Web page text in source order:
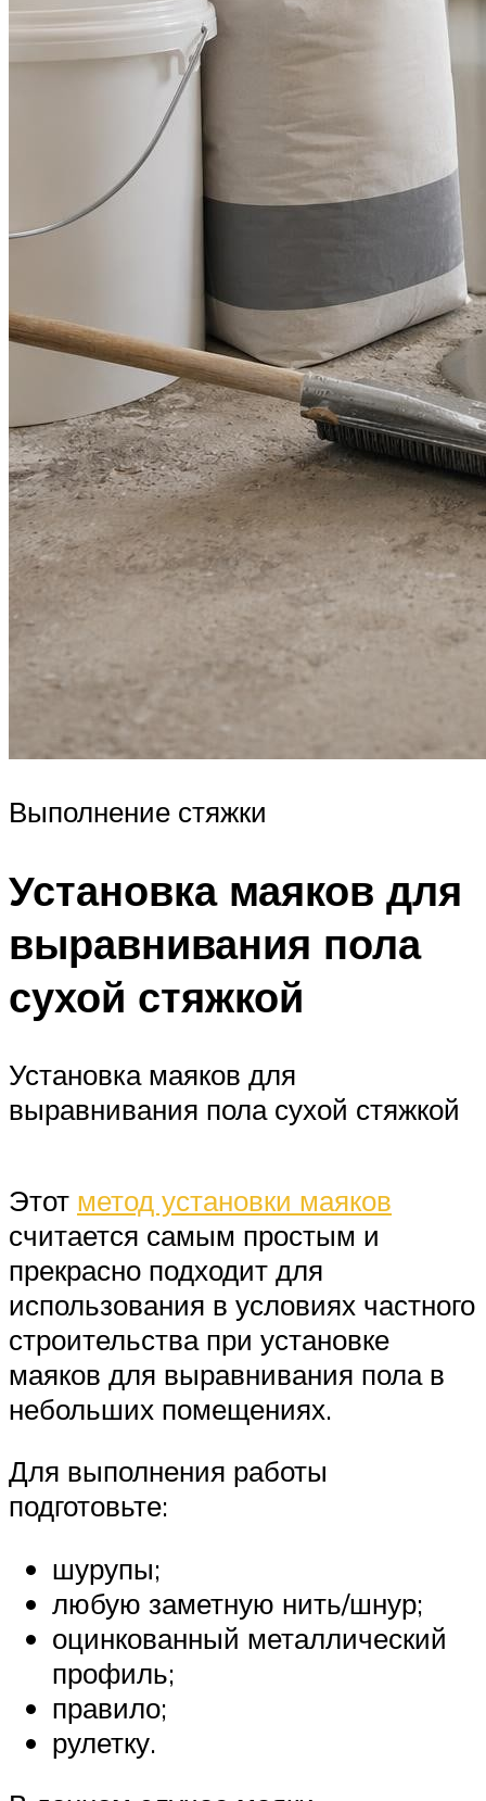
Выполнение стяжки
Установка маяков для
выравнивания пола
сухой стяжкой
Установка маяков для
выравнивания пола сухой стяжкой
Этот метод установки маяков
считается самым простым и
прекрасно подходит для
использования в условиях частного
строительства при установке
маяков для выравнивания пола в
небольших помещениях.
Для выполнения работы
подготовьте:
шурупы;
любую заметную нить/шнур;
оцинкованный металлический
профиль;
правило;
рулетку.